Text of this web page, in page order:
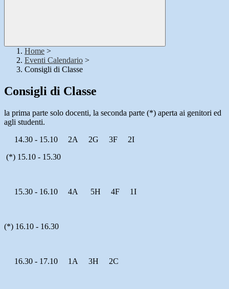
Home >
Eventi Calendario >
Consigli di Classe
Consigli di Classe
la prima parte solo docenti, la seconda parte (*) aperta ai genitori ed
agli studenti.
14.30 - 15.10
2A
2G 3F 2I
(*) 15.10 - 15.30
15.30 - 16.10 4A 5H 4F 1I
(*) 16.10 - 16.30
16.30 - 17.10 1A 3H 2C